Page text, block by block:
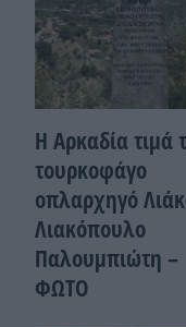
Η Αρκαδία τιμά
τουρκοφάγο
οπλαρχηγό
Λιακόπουλο
Παλουμπιώτη –
ΦΩΤΟ